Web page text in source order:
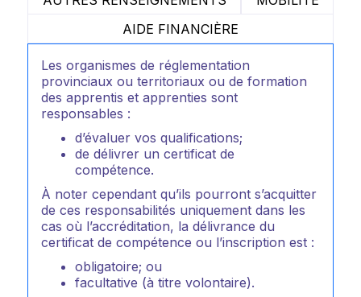
AIDE FINANCIÈRE
Les organismes de réglementation
provinciaux ou territoriaux ou de formation
des apprentis et apprenties sont
responsables :
d’évaluer vos qualifications;
de délivrer un certificat de
compétence.
À noter cependant qu’ils pourront s’acquitter
de ces responsabilités uniquement dans les
cas où l’accréditation, la délivrance du
certificat de compétence ou l’inscription est :
obligatoire; ou
facultative (à titre volontaire).